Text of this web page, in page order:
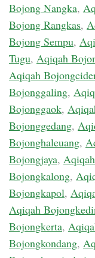
Bojong Nangka,
Bojong Rangkas,
Bojong Sempu,
Tugu, Aqiqah
Aqiqah
Bojonggaling,
Bojonggaok,
Bojonggedang,
Bojonghaleuang,
Bojongjaya,
Bojongkalong,
Bojongkapol,
Aqiqah
Bojongkerta,
Bojongkondang,